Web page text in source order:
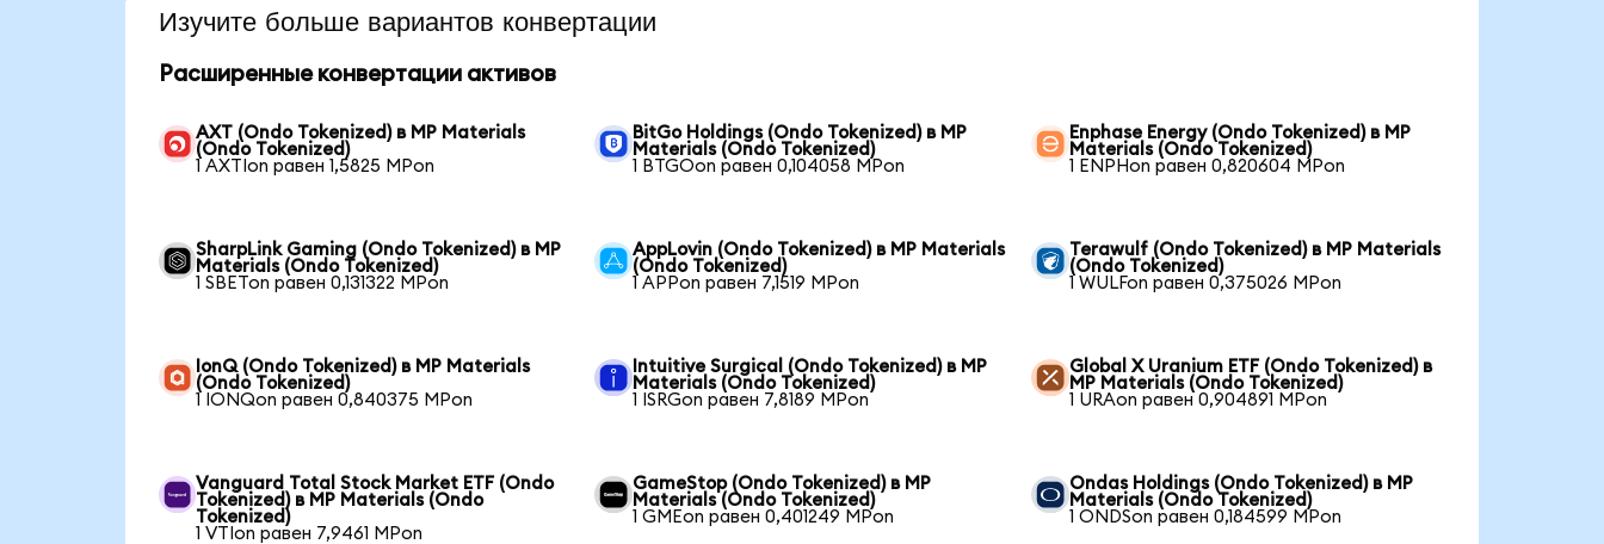
Изучите больше вариантов конвертации
Расширенные конвертации активов
AXT (Ondo Tokenized) в MP Materials
(Ondo Tokenized)
1 AXTIon равен 1,5825 MPon
BitGo Holdings (Ondo Tokenized) в MP
Materials (Ondo Tokenized)
1 BTGOon равен 0,104058 MPon
Enphase Energy (Ondo Tokenized) в MP
Materials (Ondo Tokenized)
1 ENPHon равен 0,820604 MPon
SharpLink Gaming (Ondo Tokenized) в MP
Materials (Ondo Tokenized)
1 SBETon равен 0,131322 MPon
AppLovin (Ondo Tokenized) в MP Materials
(Ondo Tokenized)
1 APPon равен 7,1519 MPon
Terawulf (Ondo Tokenized) в MP Materials
(Ondo Tokenized)
1 WULFon равен 0,375026 MPon
IonQ (Ondo Tokenized) в MP Materials
(Ondo Tokenized)
1 IONQon равен 0,840375 MPon
Intuitive Surgical (Ondo Tokenized) в MP
Materials (Ondo Tokenized)
1 ISRGon равен 7,8189 MPon
Global X Uranium ETF (Ondo Tokenized) в
MP Materials (Ondo Tokenized)
1 URAon равен 0,904891 MPon
Vanguard Total Stock Market ETF (Ondo
Tokenized) в MP Materials (Ondo
Tokenized)
1 VTIon равен 7,9461 MPon
GameStop (Ondo Tokenized) в MP
Materials (Ondo Tokenized)
1 GMEon равен 0,401249 MPon
Ondas Holdings (Ondo Tokenized) в MP
Materials (Ondo Tokenized)
1 ONDSon равен 0,184599 MPon